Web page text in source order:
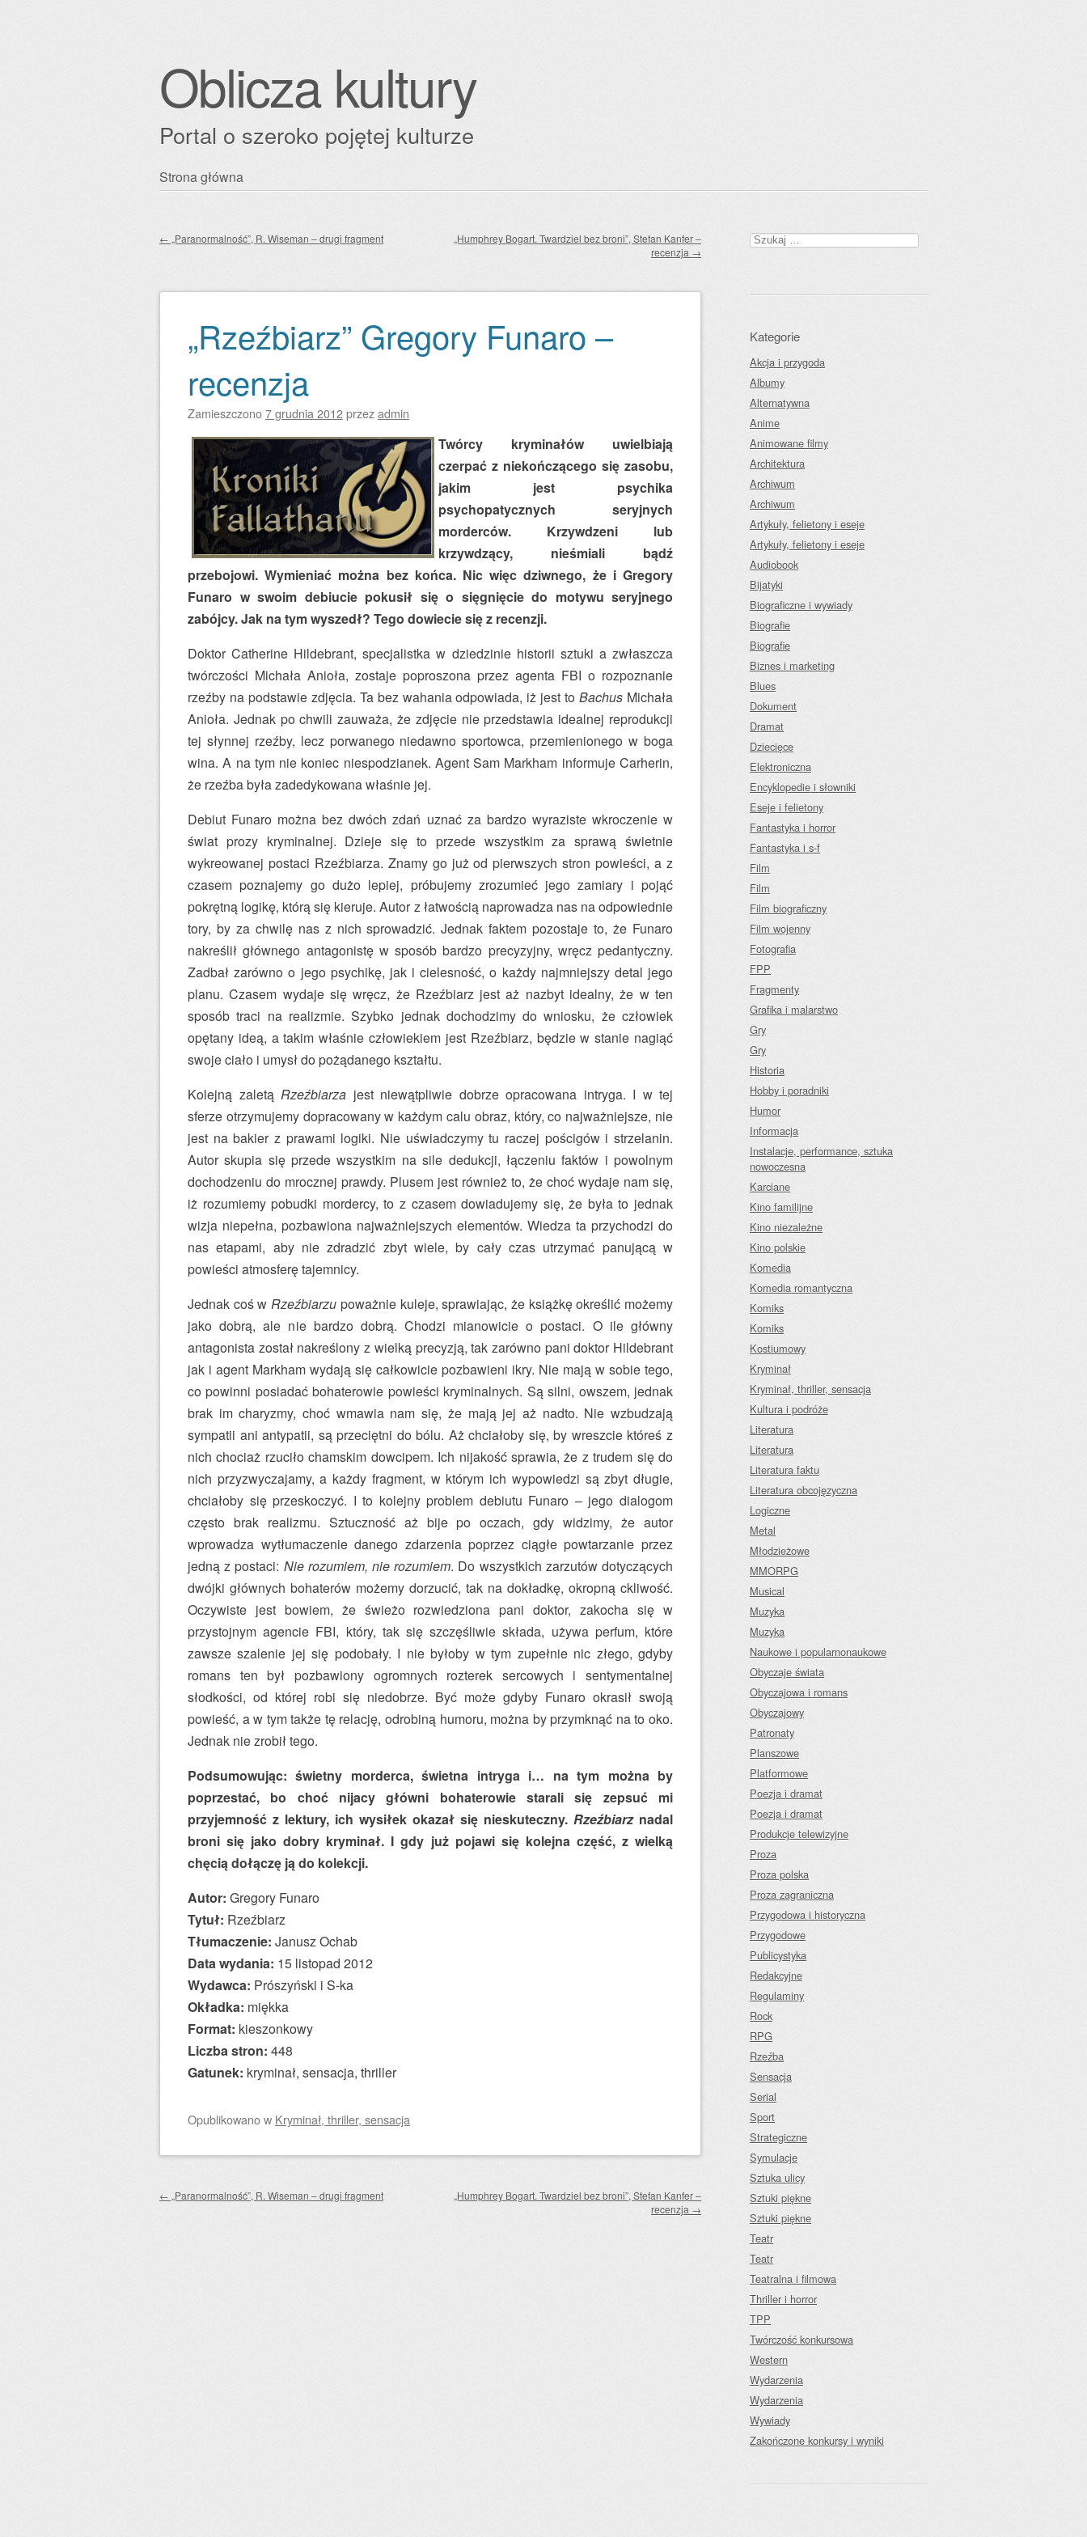
Oblicza kultury
Portal o szeroko pojętej kulturze
Przejdź
Strona główna
← „Paranormalność”, R. Wiseman – drugi fragment
„Humphrey Bogart. Twardziel bez broni”, Stefan Kanfer –
recenzja →
„Rzeźbiarz” Gregory Funaro –
recenzja
Zamieszczono7 grudnia 2012przezadmin
Twórcy kryminałów uwielbiają
czerpać z niekończącego się zasobu,
jakim jest psychika
psychopatycznych seryjnych
morderców. Krzywdzeni lub
krzywdzący, nieśmiali bądź
przebojowi. Wymieniać można bez końca. Nic więc dziwnego, że i Gregory
Funaro w swoim debiucie pokusił się o sięgnięcie do motywu seryjnego
zabójcy. Jak na tym wyszedł? Tego dowiecie się z recenzji.
Doktor Catherine Hildebrant, specjalistka w dziedzinie historii sztuki a zwłaszcza
twórczości Michała Anioła, zostaje poproszona przez agenta FBI o rozpoznanie
rzeźby na podstawie zdjęcia. Ta bez wahania odpowiada, iż jest toBachus Michała
Anioła. Jednak po chwili zauważa, że zdjęcie nie przedstawia idealnej reprodukcji
tej słynnej rzeźby, lecz porwanego niedawno sportowca, przemienionego w boga
wina. A na tym nie koniec niespodzianek. Agent Sam Markham informuje Carherin,
że rzeźba była zadedykowana właśnie jej.
Debiut Funaro można bez dwóch zdań uznać za bardzo wyraziste wkroczenie w
świat prozy kryminalnej. Dzieje się to przede wszystkim za sprawą świetnie
wykreowanej postaci Rzeźbiarza. Znamy go już od pierwszych stron powieści, a z
czasem poznajemy go dużo lepiej, próbujemy zrozumieć jego zamiary i pojąć
pokrętną logikę, którą się kieruje. Autor z łatwością naprowadza nas na odpowiednie
tory, by za chwilę nas z nich sprowadzić. Jednak faktem pozostaje to, że Funaro
nakreślił głównego antagonistę w sposób bardzo precyzyjny, wręcz pedantyczny.
Zadbał zarówno o jego psychikę, jak i cielesność, o każdy najmniejszy detal jego
planu. Czasem wydaje się wręcz, że Rzeźbiarz jest aż nazbyt idealny, że w ten
sposób traci na realizmie. Szybko jednak dochodzimy do wniosku, że człowiek
opętany ideą, a takim właśnie człowiekiem jest Rzeźbiarz, będzie w stanie nagiąć
swoje ciało i umysł do pożądanego kształtu.
Kolejną zaletąRzeźbiarza jest niewątpliwie dobrze opracowana intryga. I w tej
sferze otrzymujemy dopracowany w każdym calu obraz, który, co najważniejsze, nie
jest na bakier z prawami logiki. Nie uświadczymy tu raczej pościgów i strzelanin.
Autor skupia się przede wszystkim na sile dedukcji, łączeniu faktów i powolnym
dochodzeniu do mrocznej prawdy. Plusem jest również to, że choć wydaje nam się,
iż rozumiemy pobudki mordercy, to z czasem dowiadujemy się, że była to jednak
wizja niepełna, pozbawiona najważniejszych elementów. Wiedza ta przychodzi do
nas etapami, aby nie zdradzić zbyt wiele, by cały czas utrzymać panującą w
powieści atmosferę tajemnicy.
Jednak coś wRzeźbiarzu poważnie kuleje, sprawiając, że książkę określić możemy
jako dobrą, ale nie bardzo dobrą. Chodzi mianowicie o postaci. O ile główny
antagonista został nakreślony z wielką precyzją, tak zarówno pani doktor Hildebrant
jak i agent Markham wydają się całkowicie pozbawieni ikry. Nie mają w sobie tego,
co powinni posiadać bohaterowie powieści kryminalnych. Są silni, owszem, jednak
brak im charyzmy, choć wmawia nam się, że mają jej aż nadto. Nie wzbudzają
sympatii ani antypatii, są przeciętni do bólu. Aż chciałoby się, by wreszcie któreś z
nich chociaż rzuciło chamskim dowcipem. Ich nijakość sprawia, że z trudem się do
nich przyzwyczajamy, a każdy fragment, w którym ich wypowiedzi są zbyt długie,
chciałoby się przeskoczyć. I to kolejny problem debiutu Funaro – jego dialogom
często brak realizmu. Sztuczność aż bije po oczach, gdy widzimy, że autor
wprowadza wytłumaczenie danego zdarzenia poprzez ciągłe powtarzanie przez
jedną z postaci: Nie rozumiem, nie rozumiem. Do wszystkich zarzutów dotyczących
dwójki głównych bohaterów możemy dorzucić, tak na dokładkę, okropną ckliwość.
Oczywiste jest bowiem, że świeżo rozwiedziona pani doktor, zakocha się w
przystojnym agencie FBI, który, tak się szczęśliwie składa, używa perfum, które
zawsze szalenie jej się podobały. I nie byłoby w tym zupełnie nic złego, gdyby
romans ten był pozbawiony ogromnych rozterek sercowych i sentymentalnej
słodkości, od której robi się niedobrze. Być może gdyby Funaro okrasił swoją
powieść, a w tym także tę relację, odrobiną humoru, można by przymknąć na to oko.
Jednak nie zrobił tego.
Podsumowując: świetny morderca, świetna intryga i… na tym można by
poprzestać, bo choć nijacy główni bohaterowie starali się zepsuć mi
przyjemność z lektury, ich wysiłek okazał się nieskuteczny. Rzeźbiarznadal
broni się jako dobry kryminał. I gdy już pojawi się kolejna część, z wielką
chęcią dołączę ją do kolekcji.
Autor: Gregory Funaro
Tytuł: Rzeźbiarz
Tłumaczenie: Janusz Ochab
Data wydania: 15 listopad 2012
Wydawca: Prószyński i S-ka
Okładka: miękka
Format: kieszonkowy
Liczba stron: 448
Gatunek: kryminał, sensacja, thriller
Opublikowanow Kryminał, thriller, sensacja
Zobacz wpisy
← „Paranormalność”, R. Wiseman – drugi fragment
„Humphrey Bogart. Twardziel bez broni”, Stefan Kanfer –
recenzja →
Szukaj:
Kategorie
Akcja i przygoda
Albumy
Alternatywna
Anime
Animowane filmy
Architektura
Archiwum
Archiwum
Artykuły, felietony i eseje
Artykuły, felietony i eseje
Audiobook
Bijatyki
Biograficzne i wywiady
Biografie
Biografie
Biznes i marketing
Blues
Dokument
Dramat
Dziecięce
Elektroniczna
Encyklopedie i słowniki
Eseje i felietony
Fantastyka i horror
Fantastyka i s-f
Film
Film
Film biograficzny
Film wojenny
Fotografia
FPP
Fragmenty
Grafika i malarstwo
Gry
Gry
Historia
Hobby i poradniki
Humor
Informacja
Instalacje, performance, sztuka
nowoczesna
Karciane
Kino familijne
Kino niezależne
Kino polskie
Komedia
Komedia romantyczna
Komiks
Komiks
Kostiumowy
Kryminał
Kryminał, thriller, sensacja
Kultura i podróże
Literatura
Literatura
Literatura faktu
Literatura obcojęzyczna
Logiczne
Metal
Młodzieżowe
MMORPG
Musical
Muzyka
Muzyka
Naukowe i popularnonaukowe
Obyczaje świata
Obyczajowa i romans
Obyczajowy
Patronaty
Planszowe
Platformowe
Poezja i dramat
Poezja i dramat
Produkcje telewizyjne
Proza
Proza polska
Proza zagraniczna
Przygodowa i historyczna
Przygodowe
Publicystyka
Redakcyjne
Regulaminy
Rock
RPG
Rzeźba
Sensacja
Serial
Sport
Strategiczne
Symulacje
Sztuka ulicy
Sztuki piękne
Sztuki piękne
Teatr
Teatr
Teatralna i filmowa
Thriller i horror
TPP
Twórczość konkursowa
Western
Wydarzenia
Wydarzenia
Wywiady
Zakończone konkursy i wyniki